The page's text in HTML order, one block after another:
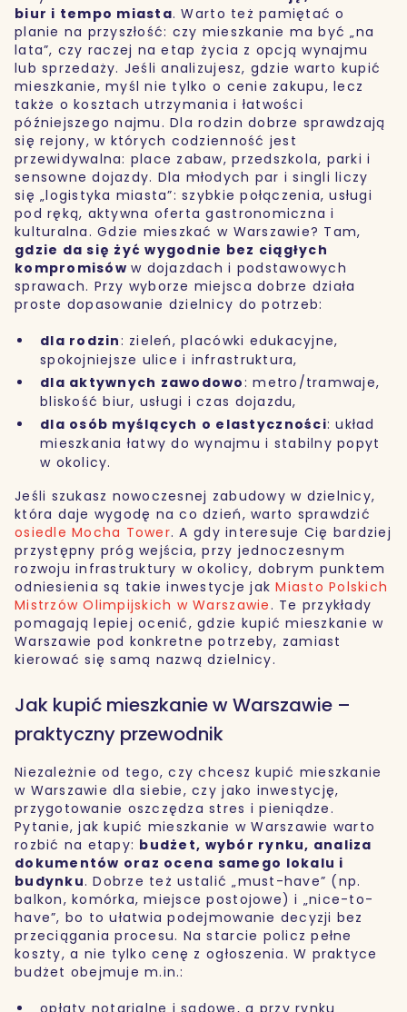
biur i tempo miasta. Warto też pamiętać o
planie na przyszłość: czy mieszkanie ma być „na
lata”, czy raczej na etap życia z opcją wynajmu
lub sprzedaży. Jeśli analizujesz, gdzie warto kupić
mieszkanie, myśl nie tylko o cenie zakupu, lecz
także o kosztach utrzymania i łatwości
późniejszego najmu. Dla rodzin dobrze sprawdzają
się rejony, w których codzienność jest
przewidywalna: place zabaw, przedszkola, parki i
sensowne dojazdy. Dla młodych par i singli liczy
się „logistyka miasta”: szybkie połączenia, usługi
pod ręką, aktywna oferta gastronomiczna i
kulturalna. Gdzie mieszkać w Warszawie? Tam,
gdzie da się żyć wygodnie bez ciągłych
kompromisóww dojazdach i podstawowych
sprawach. Przy wyborze miejsca dobrze działa
proste dopasowanie dzielnicy do potrzeb:
dla rodzin: zieleń, placówki edukacyjne,
spokojniejsze ulice i infrastruktura,
dla aktywnych zawodowo: metro/tramwaje,
bliskość biur, usługi i czas dojazdu,
dla osób myślących o elastyczności: układ
mieszkania łatwy do wynajmu i stabilny popyt
w okolicy.
Jeśli szukasz nowoczesnej zabudowy w dzielnicy,
która daje wygodę na co dzień, warto sprawdzić
osiedle Mocha Tower. A gdy interesuje Cię bardziej
przystępny próg wejścia, przy jednoczesnym
rozwoju infrastruktury w okolicy, dobrym punktem
odniesienia są takie inwestycje jakMiasto Polskich
Mistrzów Olimpijskich w Warszawie. Te przykłady
pomagają lepiej ocenić, gdzie kupić mieszkanie w
Warszawie pod konkretne potrzeby, zamiast
kierować się samą nazwą dzielnicy.
Jak kupić mieszkanie w Warszawie –
praktyczny przewodnik
Niezależnie od tego, czy chcesz kupić mieszkanie
w Warszawie dla siebie, czy jako inwestycję,
przygotowanie oszczędza stres i pieniądze.
Pytanie, jak kupić mieszkanie w Warszawie warto
rozbić na etapy: budżet, wybór rynku, analiza
dokumentów oraz ocena samego lokalu i
budynku. Dobrze też ustalić „must-have” (np.
balkon, komórka, miejsce postojowe) i „nice-to-
have”, bo to ułatwia podejmowanie decyzji bez
przeciągania procesu. Na starcie policz pełne
koszty, a nie tylko cenę z ogłoszenia. W praktyce
budżet obejmuje m.in.:
opłaty notarialne i sądowe, a przy rynku